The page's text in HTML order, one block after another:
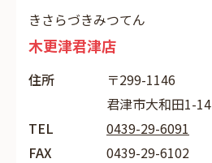
きさらづきみつてん
木更津君津店
住所
〒299-1146
君津市大和田1-14
TEL
0439-29-6091
FAX
0439-29-6102